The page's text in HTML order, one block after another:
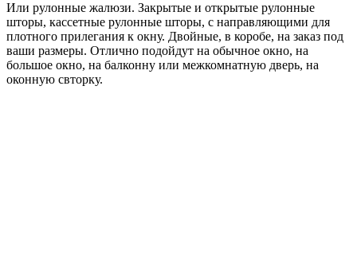
Или рулонные жалюзи. Закрытые и открытые рулонные
шторы, кассетные рулонные шторы, с направляющими для
плотного прилегания к окну. Двойные, в коробе, на заказ под
ваши размеры. Отлично подойдут на обычное окно, на
большое окно, на балконну или межкомнатную дверь, на
оконную свторку.